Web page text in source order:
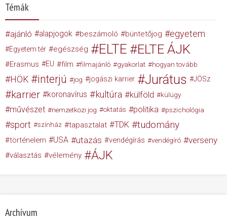
Témák
ajánló alapjogok beszámoló büntetőjog egyetem
Egyetem tér egészség ELTE ELTE ÁJK
Erasmus EU film filmajánló gyakorlat hogyan tovább
HÖK interjú jog jogászi karrier Jurátus JÖSz
karrier koronavírus kultúra külföld külügy
művészet nemzetközi jog oktatás politika pszichológia
sport színház tapasztalat TDK tudomány
történelem USA utazás vendégírás vendégíró verseny
választás vélemény ÁJK
Archívum